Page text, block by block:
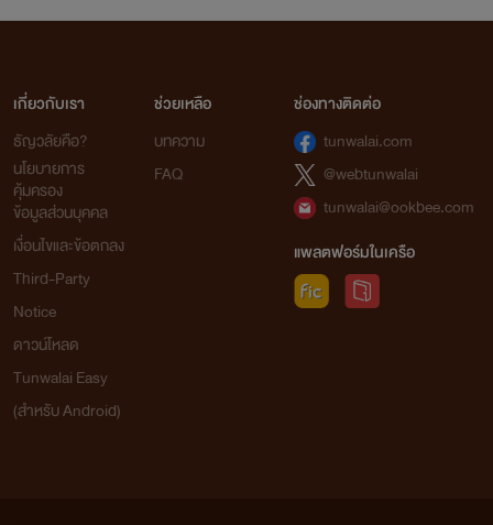
เกี่ยวกับเรา
ธัญวลัยคือ?
นโยบายการ
คุ้มครอง
ข้อมูลส่วนบุคคล
เงื่อนไขและข้อตกลง
Third-Party
Notice
ดาวน์โหลด
Tunwalai Easy
(สำหรับ Android)
ช่วยเหลือ
บทความ
FAQ
ช่องทางติดต่อ
tunwalai.com
@webtunwalai
tunwalai@ookbee.com
แพลตฟอร์มในเครือ